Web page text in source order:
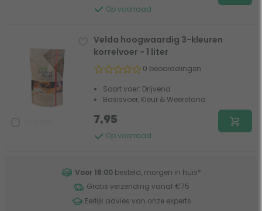
Op voorraad
Velda hoogwaardig 3-kleuren
korrelvoer - 1 liter
0 beoordelingen
Soort voer: Drijvend
Basisvoer, Kleur & Weerstand
Op voorraad
7,95
Voor 18:00 besteld, morgen in huis*
Gratis verzending vanaf €75
Eerlijk advies van onze experts